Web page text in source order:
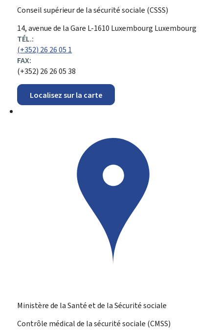
Conseil supérieur de la sécurité sociale (CSSS)
ADRESSE
:
14, avenue de la Gare L-1610 Luxembourg Luxembourg
TÉL.:
(+352) 26 26 05 1
FAX:
(+352) 26 26 05 38
Localisez sur la carte
Ministère de la Santé et de la Sécurité sociale
Contrôle médical de la sécurité sociale (CMSS)